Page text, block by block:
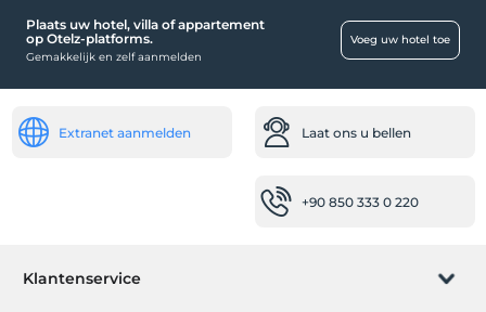
Plaats uw hotel, villa of appartement
op Otelz-platforms.
Gemakkelijk en zelf aanmelden
Voeg uw hotel toe
Extranet aanmelden Laat ons u bellen
+90 850 333 0 220
Klantenservice